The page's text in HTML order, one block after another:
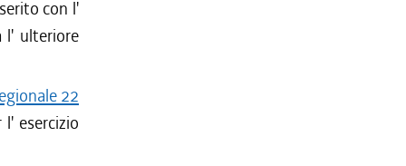
con l'
l' ulteriore
22
esercizio